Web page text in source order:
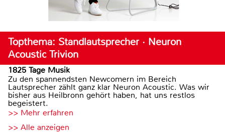
Topthema: Standlautsprecher · Neuron
Acoustic Trivion
1825 Tage Musik
Zu den spannendsten Newcomern im Bereich
Lautsprecher zählt ganz klar Neuron Acoustic. Was wir
bisher aus Heilbronn gehört haben, hat uns restlos
begeistert.
>> Mehr erfahren
>> Alle anzeigen